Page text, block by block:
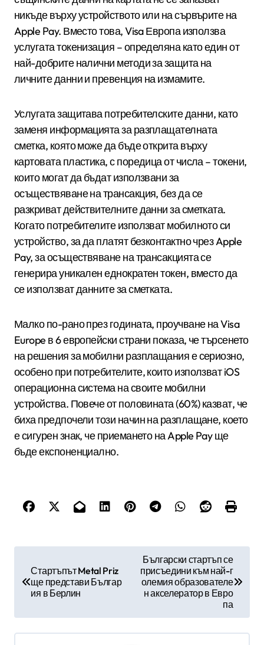
никъде върху устройството или на сървърите на
Apple Pay. Вместо това, Visa Европа използва
услугата токенизация – определяна като един от
най-добрите налични методи за защита на
личните данни и превенция на измамите.
Услугата защитава потребителските данни, като
заменя информацията за разплащателната
сметка, която може да бъде открита върху
картовата пластика, с поредица от числа – токени,
които могат да бъдат използвани за
осъществяване на трансакция, без да се
разкриват действителните данни за сметката.
Когато потребителите използват мобилното си
устройство, за да платят безконтактно чрез Apple
Pay, за осъществяване на трансакцията се
генерира уникален еднократен токен, вместо да
се използват данните за сметката.
Малко по-рано през годината, проучване на Visa
Europe в 6 европейски страни показа, че търсенето
на решения за мобилни разплащания е сериозно,
особено при потребителите, които използват iOS
операционна система на своите мобилни
устройства. Повече от половината (60%) казват, че
биха предпочели този начин на разплащане, което
е сигурен знак, че приемането на Apple Pay ще
бъде експоненциално.
и
г
Стартъпът Metal Priz
ще представи Българ
ия в Берлин
Български стартъп се
присъедини към най-г
олемия образователе
н акселератор в Евро
па